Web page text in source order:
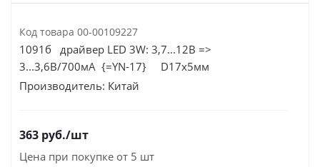
Код товара 00-00109227
1091б драйвер LED 3W: 3,7...12В =>
3...3,6В/700мА {=YN-17} D17х5мм
Производитель: Китай
363 руб./шт
Цена при покупке от 5 шт